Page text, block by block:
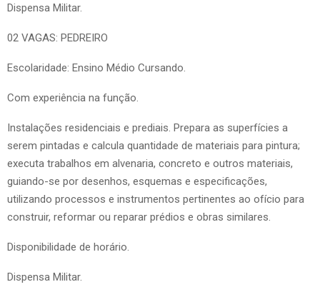
Dispensa Militar.
02 VAGAS: PEDREIRO
Escolaridade: Ensino Médio Cursando.
Com experiência na função.
Instalações residenciais e prediais. Prepara as superfícies a
serem pintadas e calcula quantidade de materiais para pintura;
executa trabalhos em alvenaria, concreto e outros materiais,
guiando-se por desenhos, esquemas e especificações,
utilizando processos e instrumentos pertinentes ao ofício para
construir, reformar ou reparar prédios e obras similares.
Disponibilidade de horário.
Dispensa Militar.